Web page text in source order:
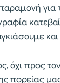
για
όχι προς
πορείας